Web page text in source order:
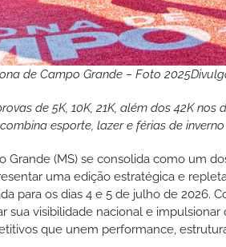
de Campo Grande – Foto 2025
de 5K, 10K, 21K, além dos 42K
esporte, lazer e férias de
Grande (MS) se consolida como um
uma edição estratégica e
para os dias 4 e 5 de julho de 2026.
sua visibilidade nacional e
que unem performance,